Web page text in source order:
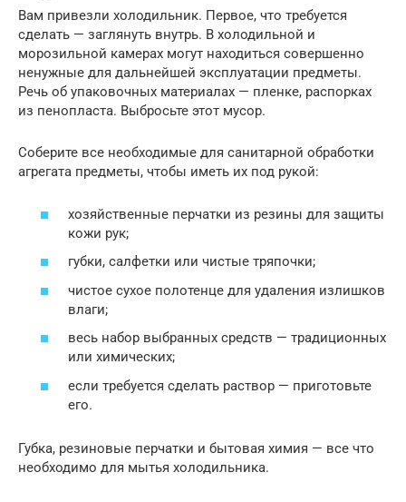
Вам привезли холодильник. Первое, что требуется
сделать — заглянуть внутрь. В холодильной и
морозильной камерах могут находиться совершенно
ненужные для дальнейшей эксплуатации предметы.
Речь об упаковочных материалах — пленке, распорках
из пенопласта. Выбросьте этот мусор.
Соберите все необходимые для санитарной обработки
агрегата предметы, чтобы иметь их под рукой:
хозяйственные перчатки из резины для защиты
кожи рук;
губки, салфетки или чистые тряпочки;
чистое сухое полотенце для удаления излишков
влаги;
весь набор выбранных средств — традиционных
или химических;
если требуется сделать раствор — приготовьте
его.
Губка, резиновые перчатки и бытовая химия — все что
необходимо для мытья холодильника.